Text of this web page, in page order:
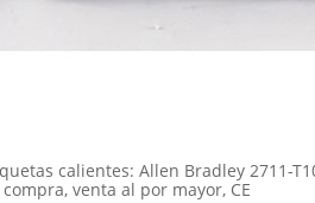
calientes: Allen Bradley 2711-
venta al por mayor, CE